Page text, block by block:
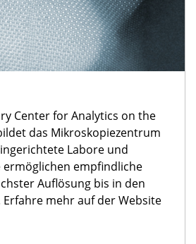
Center for Analytics on the
das Mikroskopiezentrum
Labore und
empfindliche
Auflösung bis in den
mehr auf der Website